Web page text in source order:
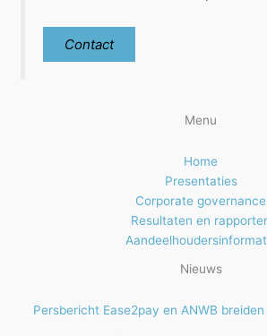
Contact
Menu
Home
Presentaties
Corporate governance
Resultaten en
Nieuws
Persbericht Ease2pay en ANWB